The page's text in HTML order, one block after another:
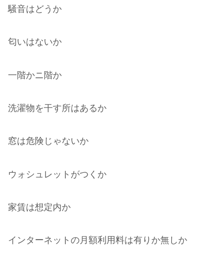
騒音はどうか
匂いはないか
一階かニ階か
洗濯物を干す所はあるか
窓は危険じゃないか
ウォシュレットがつくか
家賃は想定内か
インターネットの月額利用料は有りか無しか